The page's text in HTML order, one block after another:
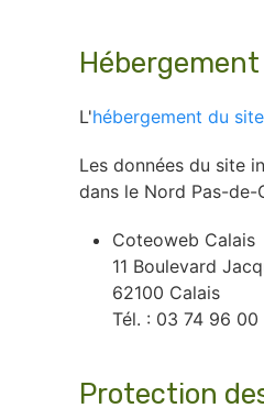
L'hébergement du
Les données du site
dans le Nord Pas-de-
Coteoweb Calais
11 Boulevard
62100 Calais
Tél. : 03 74 96 00
Protection